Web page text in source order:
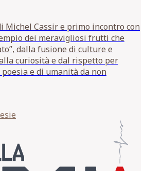
Cassir e primo incontro con
dei meravigliosi frutti che
dalla fusione di culture e
curiosità e dal rispetto per
e di umanità da non